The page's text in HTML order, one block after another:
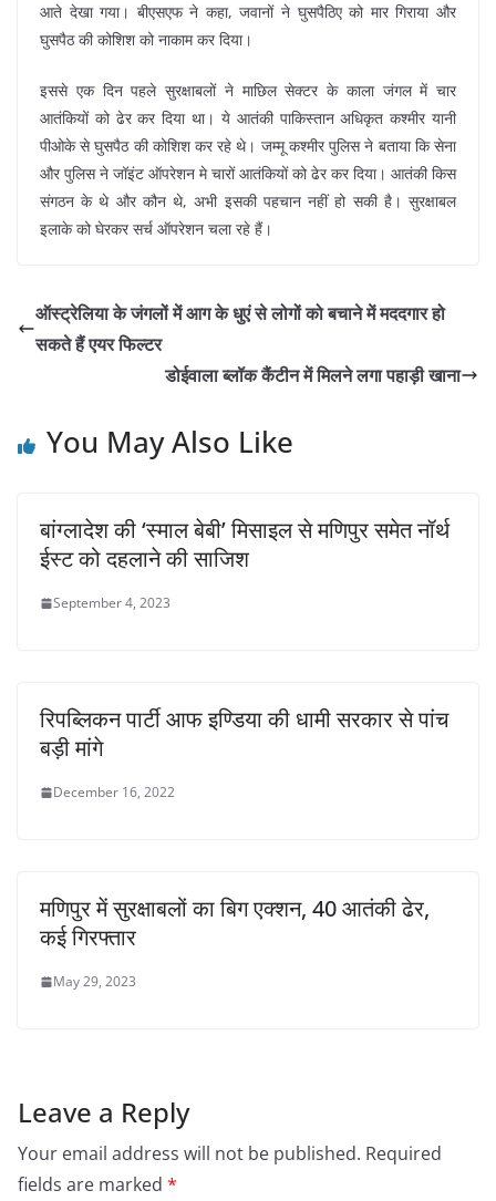
आते देखा गया। बीएसएफ ने कहा, जवानों ने घुसपैठिए को मार गिराया और
घुसपैठ की कोशिश को नाकाम कर दिया।
इससे एक दिन पहले सुरक्षाबलों ने माछिल सेक्टर के काला जंगल में चार
आतंकियों को ढेर कर दिया था। ये आतंकी पाकिस्तान अधिकृत कश्मीर यानी
पीओके से घुसपैठ की कोशिश कर रहे थे। जम्मू कश्मीर पुलिस ने बताया कि सेना
और पुलिस ने जॉइंट ऑपरेशन मे चारों आतंकियों को ढेर कर दिया। आतंकी किस
संगठन के थे और कौन थे, अभी इसकी पहचान नहीं हो सकी है। सुरक्षाबल
इलाके को घेरकर सर्च ऑपरेशन चला रहे हैं।
ऑस्ट्रेलिया के जंगलों में आग के धुएं से लोगों को बचाने में मददगार हो
सकते हैं एयर फिल्टर
डोईवाला ब्लॉक कैंटीन में मिलने लगा पहाड़ी खाना
You May Also Like
बांग्लादेश की ‘स्माल बेबी’ मिसाइल से मणिपुर समेत नॉर्थ
ईस्ट को दहलाने की साजिश
September 4, 2023
रिपब्लिकन पार्टी आफ इण्डिया की धामी सरकार से पांच
बड़ी मांगे
December 16, 2022
मणिपुर में सुरक्षाबलों का बिग एक्शन, 40 आतंकी ढेर,
कई गिरफ्तार
May 29, 2023
Leave a Reply
Your email address will not be published. Required
fields are marked *